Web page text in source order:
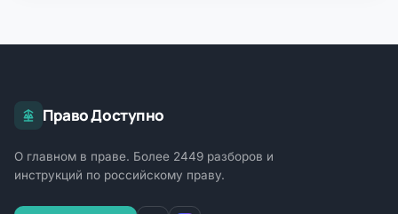
Право Доступно
О главном в праве. Более 2449 разборов и
инструкций по российскому праву.